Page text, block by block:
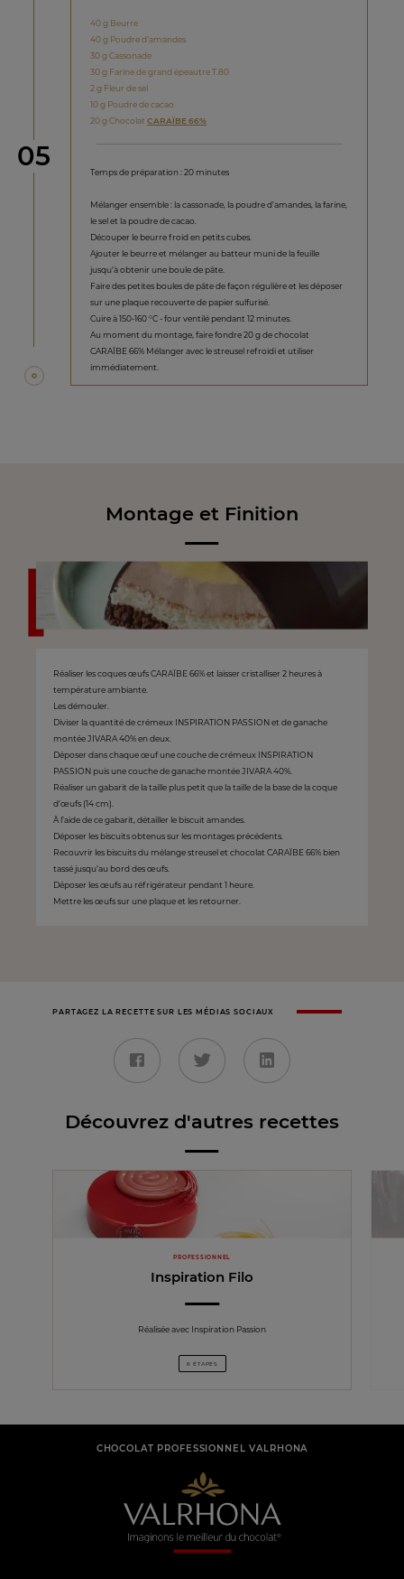
étape
05
40 g Beurre
40 g Poudre d’amandes
30 g Cassonade
30 g Farine de grand épeautre T.80
2 g Fleur de sel
10 g Poudre de cacao
20 g ChocolatCARAÏBE 66%
Temps de préparation : 20 minutes
Mélanger ensemble : la cassonade, la poudre d’amandes, la farine,
le sel et la poudre de cacao.
Découper le beurre froid en petits cubes.
Ajouter le beurre et mélanger au batteur muni de la feuille
jusqu’à obtenir une boule de pâte.
Faire des petites boules de pâte de façon régulière et les déposer
sur une plaque recouverte de papier sulfurisé.
Cuire à 150-160 °C - four ventilé pendant 12 minutes.
Au moment du montage, faire fondre 20 g de chocolat
CARAÏBE 66% Mélanger avec le streusel refroidi et utiliser
immédiatement.
Montage et Finition
Réaliser les coques œufs CARAÏBE 66% et laisser cristalliser 2 heures à
température ambiante.
Les démouler.
Diviser la quantité de crémeux INSPIRATION PASSION et de ganache
montée JIVARA 40% en deux.
Déposer dans chaque œuf une couche de crémeux INSPIRATION
PASSION puis une couche de ganache montée JIVARA 40%.
Réaliser un gabarit de la taille plus petit que la taille de la base de la coque
d’œufs (14 cm).
À l’aide de ce gabarit, détailler le biscuit amandes.
Déposer les biscuits obtenus sur les montages précédents.
Recouvrir les biscuits du mélange streusel et chocolat CARAÏBE 66% bien
tassé jusqu’au bord des œufs.
Déposer les œufs au réfrigérateur pendant 1 heure.
Mettre les œufs sur une plaque et les retourner.
PARTAGEZ LA RECETTE SUR LES MÉDIAS SOCIAUX
Découvrez d'autres recettes
PROFESSIONNEL
Inspiration Filo
Réalisée avec Inspiration Passion
6 ÉTAPES
CHOCOLAT PROFESSIONNEL VALRHONA